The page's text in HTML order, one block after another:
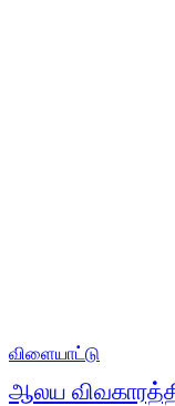
விளையாட்டு
ஆலய